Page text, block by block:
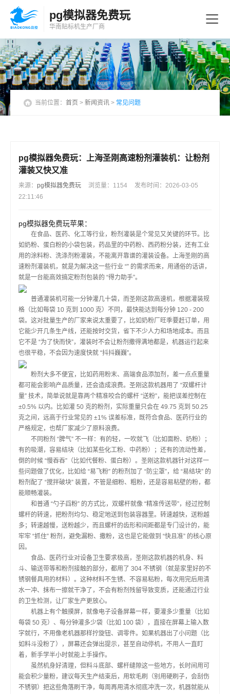
pg模拟器免费玩
华南贴标机生产厂商
当前位置： 首页 > 新闻资讯 > 常见问题
pg模拟器免费玩：上海圣刚高速粉剂灌装机：让粉剂
灌装又快又准
来源： pg模拟器免费玩 浏览量：1154
发布时间：2026-03-05
22:11:46
pg模拟器免费玩苹果：
在食品、医药、化工等行业，粉剂灌装是个常见又关键的环节。比
如奶粉、蛋白粉的小袋包装，药品里的中药粉、西药粉分装，还有工业
用的涂料粉、洗涤剂粉灌装，不能离开靠谱的灌装设备。上海圣刚的高
速粉剂灌装机，就是为解决这一些行业 “” 的需求而来，用通俗的话讲，
就是一台能高效搞定粉剂包装的 “得力助手”。
普通灌装机可能一分钟灌几十袋，而圣刚这款高速机，根据灌装规
格（比如每袋 10 克到 1000 克）不同，最快能达到每分钟 120 - 200
袋。这对批量生产的厂家来说太重要了，比如奶粉厂旺季要赶订单，用
它能少开几条生产线，还能按时交货，省下不少人力和场地成本。而且
它不是 “为了快而快”，灌装时不会让粉剂撒得满地都是，机器运行起来
也很平稳，不会因为速度快就 “抖抖巍巍”。
粉剂大多不便宜，比如药用粉末、高端食品添加剂，差一点点重量
都可能会影响产品质量，还会造成浪费。圣刚这款机器用了 “双螺杆计
量” 技术，简单说就是靠两个精准咬合的螺杆 “送粉”，能把误差控制在
±0.5% 以内。比如灌 50 克的粉剂，实际重量只会在 49.75 克到 50.25
克之间，远高于行业常见的 ±1% 误差标准，既符合食品、医药行业的
严格规定，也帮厂家减少了原料浪费。
不同粉剂 “脾气” 不一样：有的轻，一吹就飞（比如面粉、奶粉）；
有的吸潮，容易结块（比如某些化工粉、中药粉）；还有的流动性差，
倒的时候 “慢吞吞”（比如代餐粉、蛋白粉）。圣刚这款机器针对这样一
些问题做了优化，比如给 “易飞粉” 的粉剂加了 “防尘罩”，给 “易结块” 的
粉剂配了 “搅拌破块” 装置，不管是细粉、粗粉，还是容易粘壁的粉，都
能顺畅灌装。
和普通 “勺子舀粉” 的方式比，双螺杆就像 “精准传送带”，经过控制
螺杆的转速，把粉剂均匀、稳定地送到包装容器里。转速越快，送粉越
多；转速越慢，送粉越少，而且螺杆的齿形和间距都是专门设计的，能
牢牢 “抓住” 粉剂，避免漏粉、撒粉，这也是它能做到 “快且准” 的核心原
因。
食品、医药行业对设备卫生要求极高，圣刚这款机器的机身、料
斗、输送带等和粉剂接触的部分，都用了 304 不锈钢（就是家里好的不
锈钢餐具用的材料）。这种材料不生锈、不容易粘粉，每次用完后用清
水一冲、抹布一擦就干净了，不会有粉剂残留导致变质，还能通过行业
的卫生检测，让厂家生产更放心。
机器上有个触摸屏，就像电子设备屏幕一样，要灌多少重量（比如
每袋 50 克）、每分钟灌多少袋（比如 100 袋），直接在屏幕上输入数
字就行，不用像老机器那样拧旋钮、调零件。如果机器出了小问题（比
如料斗没粉了），屏幕还会弹出提示，甚至自动停机，不用人一直盯
着，新手学半小时就能上手操作。
虽然机身好清理，但料斗底部、螺杆缝隙这一些地方，长时间用可
能会积少量粉，建议每天生产结束后，用软毛刷（别用硬刷子，会刮伤
不锈钢）把这些角落刷干净，每周再用清水彻底冲洗一次，机器就能从